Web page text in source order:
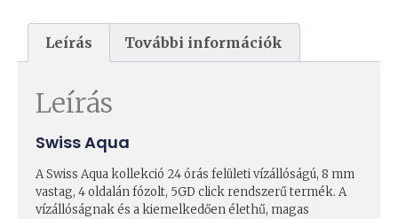
Leírás További információk
Leírás
Swiss Aqua
A Swiss Aqua kollekció 24 órás felületi vízállóságú, 8 mm
vastag, 4 oldalán fózolt, 5GD click rendszerű termék. A
vízállóságnak és a kiemelkedően élethű, magas